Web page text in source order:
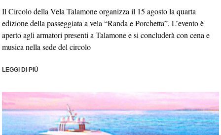
Il Circolo della Vela Talamone organizza il 15 agosto la quarta
edizione della passeggiata a vela “Randa e Porchetta”. L’evento è
aperto agli armatori presenti a Talamone e si concluderà con cena e
musica nella sede del circolo
LEGGI DI PIÙ